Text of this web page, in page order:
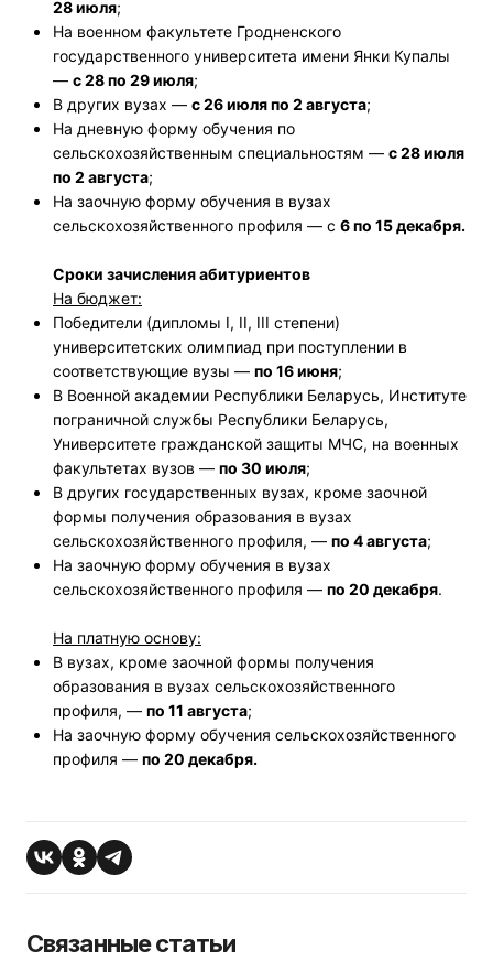
28 июля;
На военном факультете Гродненского
государственного университета имени Янки Купалы
— с 28 по 29 июля;
В других вузах — с 26 июля по 2 августа;
На дневную форму обучения по
сельскохозяйственным специальностям — с 28 июля
по 2 августа;
На заочную форму обучения в вузах
сельскохозяйственного профиля — с 6 по 15 декабря.
Сроки зачисления абитуриентов
На бюджет:
Победители (дипломы I, II, III степени)
университетских олимпиад при поступлении в
соответствующие вузы — по 16 июня;
В Военной академии Республики Беларусь, Институте
пограничной службы Республики Беларусь,
Университете гражданской защиты МЧС, на военных
факультетах вузов — по 30 июля;
В других государственных вузах, кроме заочной
формы получения образования в вузах
сельскохозяйственного профиля, — по 4 августа;
На заочную форму обучения в вузах
сельскохозяйственного профиля — по 20 декабря.
На платную основу:
В вузах, кроме заочной формы получения
образования в вузах сельскохозяйственного
профиля, — по 11 августа;
На заочную форму обучения сельскохозяйственного
профиля — по 20 декабря.
Связанные статьи